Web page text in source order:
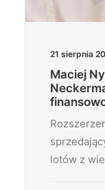
21 sierpnia
Maciej
lotów z